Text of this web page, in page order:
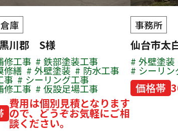
庫
川郡 S様
修工事 鉄部塗装工事
修繕 外壁塗装 防水工事
事 シーリング工事
修工事 仮設足場工事
費用は個別見積となります
ので、どうぞお気軽にご相
談ください。
事務所
仙台市太
外壁塗装
シーリン
価格帯